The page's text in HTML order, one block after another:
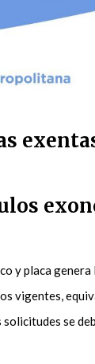
y placa
vigentes,
se